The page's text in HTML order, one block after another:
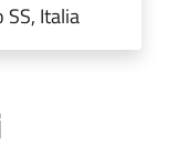
SS, Italia